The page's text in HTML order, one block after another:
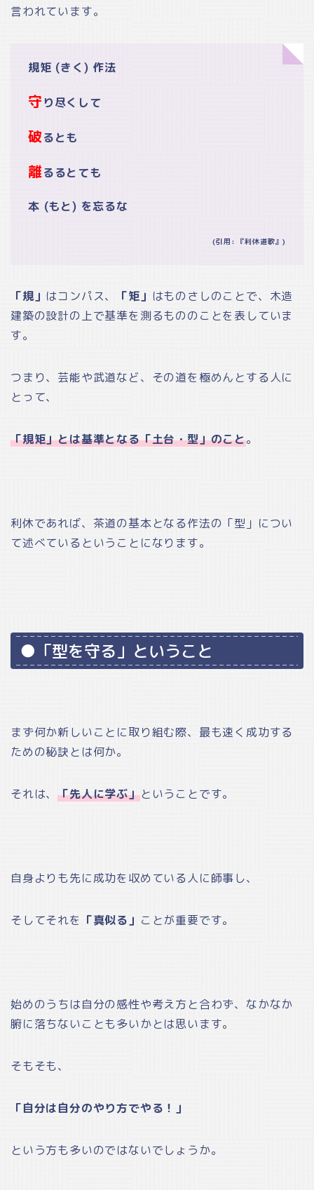
言われています。
規矩 (きく) 作法
守 り尽くして
破るとも
離るるとても
本 (もと) を忘るな
(引用: 『利休道歌』)
「規」 はコンパス、 「矩」 はものさしのことで、木造
建築の設計の上で基準を測るもののことを表していま
す。
つまり、芸能や武道など、その道を極めんとする人に
とって、
「規矩」とは基準となる「土台・型」のこと。
利休であれば、茶道の基本となる作法の「型」につい
て述べているということになります。
●「型を守る」ということ
まず何か新しいことに取り組む際、最も速く成功する
ための秘訣とは何か。
それは、「先人に学ぶ」ということです。
自身よりも先に成功を収めている人に師事し、
そしてそれを 「真似る」 ことが重要です。
始めのうちは自分の感性や考え方と合わず、なかなか
腑に落ちないことも多いかとは思います。
そもそも、
「自分は自分のやり方でやる！」
という方も多いのではないでしょうか。